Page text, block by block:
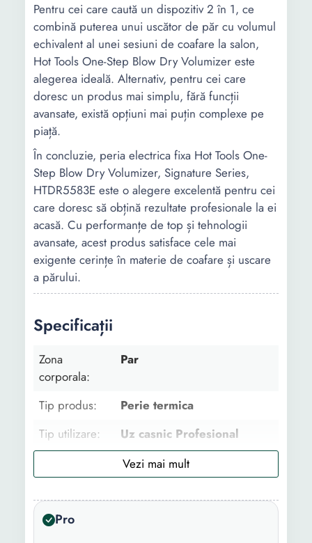
Pentru cei care caută un dispozitiv 2 în 1, ce
combină puterea unui uscător de păr cu volumul
echivalent al unei sesiuni de coafare la salon,
Hot Tools One-Step Blow Dry Volumizer este
alegerea ideală. Alternativ, pentru cei care
doresc un produs mai simplu, fără funcții
avansate, există opțiuni mai puțin complexe pe
piață.
În concluzie, peria electrica fixa Hot Tools One-
Step Blow Dry Volumizer, Signature Series,
HTDR5583E este o alegere excelentă pentru cei
care doresc să obțină rezultate profesionale la ei
acasă. Cu performanțe de top și tehnologii
avansate, acest produs satisface cele mai
exigente cerințe în materie de coafare și uscare
a părului.
Specificații
Zona
corporala:
Par
Tip produs:
Perie termica
Tip utilizare:
Uz casnic Profesional
Nu
Pro